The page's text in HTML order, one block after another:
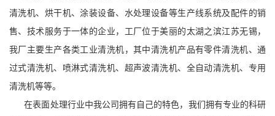
清洗机、烘干机、涂装设备、水处理设备等生产线系统及配件的销
售、技术服务于一体的企业，工厂位于美丽的太湖之滨江苏无锡，
我厂主要生产各类工业清洗机，其中清洗机产品有零件清洗机、通
过式清洗机、喷淋式清洗机、超声波清洗机、全自动清洗机、专用
清洗机等等。
在表面处理行业中我公司拥有自己的特色，我们拥有专业的科研